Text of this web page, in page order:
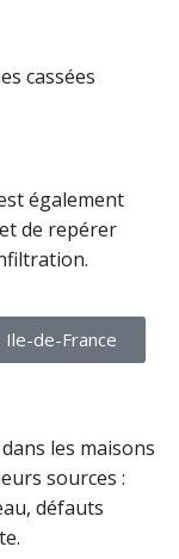
cassées
également
de repérer
de-France
les maisons
sources :
défauts